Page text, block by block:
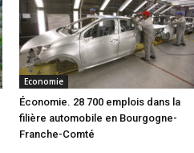
Economie
Économie. 28 700 emplois dans la
filière automobile en Bourgogne-
Franche-Comté